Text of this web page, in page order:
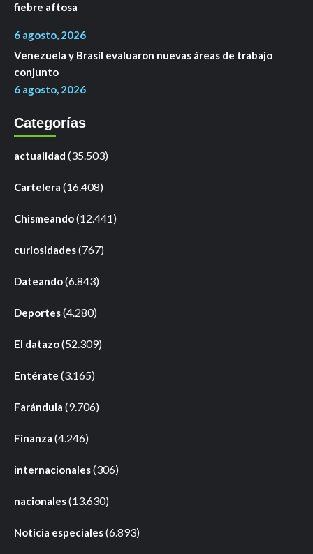
fiebre aftosa
6 agosto, 2026
Venezuela y Brasil evaluaron nuevas áreas de trabajo
conjunto
6 agosto, 2026
Categorías
actualidad (35.503)
Cartelera (16.408)
Chismeando(12.441)
curiosidades(767)
Dateando(6.843)
Deportes(4.280)
El datazo(52.309)
Entérate (3.165)
Farándula (9.706)
Finanza (4.246)
internacionales(306)
nacionales(13.630)
Noticia especiales(6.893)